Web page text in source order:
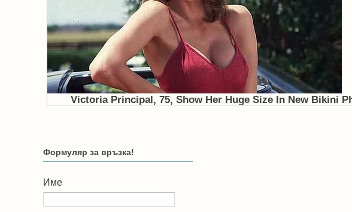
Формуляр за връзка!
Име